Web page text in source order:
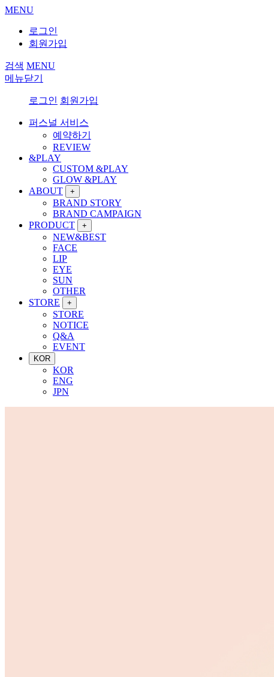
MENU
로그인
회원가입
검색 MENU
메뉴닫기
로그인 회원가입
퍼스널 서비스
예약하기
REVIEW
&PLAY
CUSTOM &PLAY
GLOW &PLAY
ABOUT
+
BRAND STORY
BRAND CAMPAIGN
PRODUCT
+
NEW&BEST
FACE
LIP
EYE
SUN
OTHER
STORE
+
STORE
NOTICE
Q&A
EVENT
KOR
KOR
ENG
JPN